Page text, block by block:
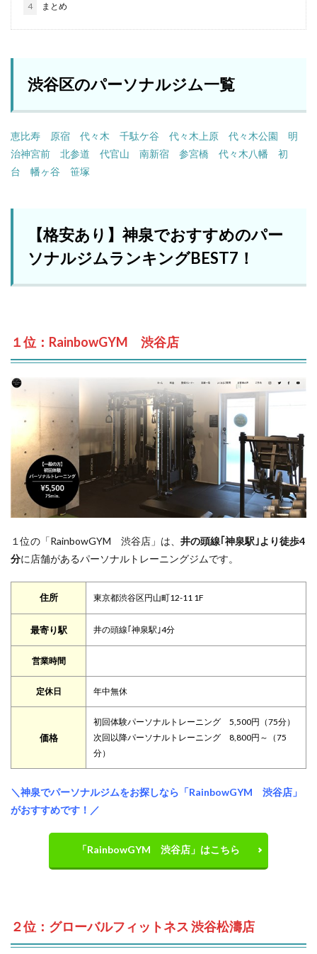
4 まとめ
渋谷区のパーソナルジム一覧
恵比寿 原宿 代々木 千駄ケ谷 代々木上原 代々木公園
明
治神宮前
北参道 代官山 南新宿 参宮橋 代々木八幡
初
台
幡ヶ谷 笹塚
【格安あり】神泉でおすすめのパー
ソナルジムランキングBEST7！
１位：RainbowGYM 渋谷店
１位の「RainbowGYM 渋谷店」は、 井の頭線｢神泉駅｣より徒歩4
分に店舗があるパーソナルトレーニングジムです。
住所 東京都渋谷区円山町12-11 1F
最寄り駅 井の頭線｢神泉駅｣4分
営業時間
定休日 年中無休
価格
初回体験パーソナルトレーニング 5,500円（75分）
次回以降パーソナルトレーニング 8,800円～（75
分）
＼神泉でパーソナルジムをお探しなら「RainbowGYM 渋谷店」
がおすすめです！／
「RainbowGYM 渋谷店」はこちら
２位：グローバルフィットネス 渋谷松濤店